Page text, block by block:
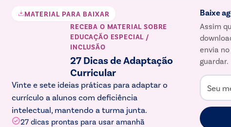
MATERIAL PARA BAIXAR
RECEBA O MATERIAL SOBRE
EDUCAÇÃO ESPECIAL /
INCLUSÃO
27 Dicas de Adaptação
Curricular
Vinte e sete ideias práticas para adaptar o
currículo a alunos com deficiência
intelectual, mantendo a turma junta.
27 dicas prontas para usar amanhã
Baixe
Assim
envia
guardar.
Seu